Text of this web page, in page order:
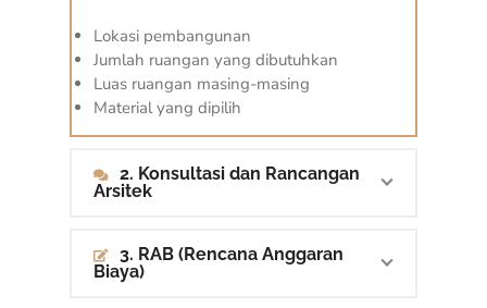
Lokasi pembangunan
Jumlah ruangan yang dibutuhkan
Luas ruangan masing-masing
Material yang dipilih
2. Konsultasi dan Rancangan
Arsitek
3. RAB (Rencana Anggaran
Biaya)